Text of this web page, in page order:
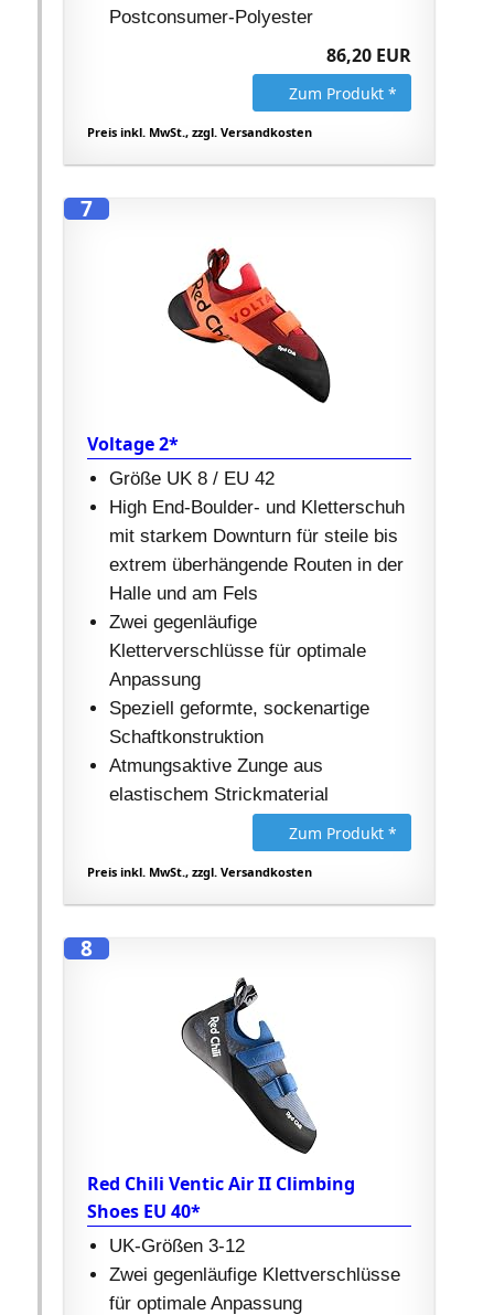
Postconsumer-Polyester
86,20 EUR
Zum Produkt *
Preis inkl. MwSt., zzgl. Versandkosten
7
Voltage 2*
Größe UK 8 / EU 42
High End-Boulder- und Kletterschuh
mit starkem Downturn für steile bis
extrem überhängende Routen in der
Halle und am Fels
Zwei gegenläufige
Kletterverschlüsse für optimale
Anpassung
Speziell geformte, sockenartige
Schaftkonstruktion
Atmungsaktive Zunge aus
elastischem Strickmaterial
Zum Produkt *
Preis inkl. MwSt., zzgl. Versandkosten
8
Red Chili Ventic Air II Climbing
Shoes EU 40*
UK-Größen 3-12
Zwei gegenläufige Klettverschlüsse
für optimale Anpassung